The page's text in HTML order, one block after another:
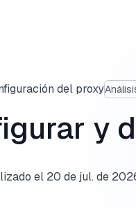
del proxy
y
el 20 de jul. de